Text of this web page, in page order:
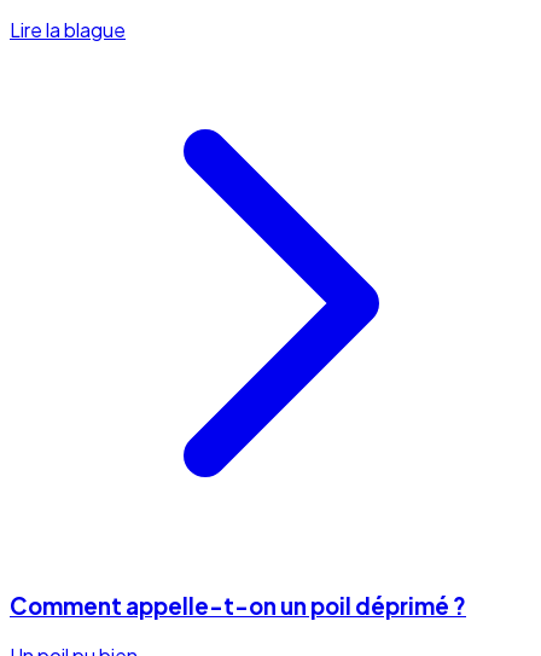
Lire la blague
Comment appelle-t-on un poil déprimé ?